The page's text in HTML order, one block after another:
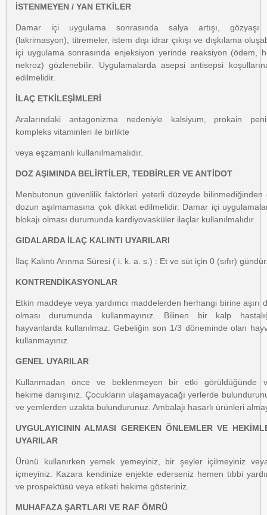
İSTENMEYEN / YAN ETKİLER
Damar içi uygulama sonrasında salya artışı, gözyaşı
(lakrimasyon), titremeler, istem dışı idrar çıkışı ve dışkılama
içi uygulama sonrasında enjeksiyon yerinde reaksiyon (ödem,
nekroz) gözlenebilir. Uygulamalarda asepsi antisepsi
edilmelidir.
İLAÇ ETKİLEŞİMLERİ
Aralarındaki antagonizma nedeniyle kalsiyum, prokain
kompleks vitaminleri ile birlikte
veya eşzamanlı kullanılmamalıdır.
DOZ AŞIMINDA BELİRTİLER, TEDBİRLER VE ANTİDOT
Menbutonun güvenlilik faktörleri yeterli düzeyde bilinmediğinden
dozun aşılmamasına çok dikkat edilmelidir. Damar içi
blokajı olması durumunda kardiyovasküler ilaçlar kullanılmalıdır.
GIDALARDA İLAÇ KALINTI UYARILARI
İlaç Kalıntı Arınma Süresi ( i. k. a. s.) : Et ve süt için 0 (sıfır)
KONTRENDİKASYONLAR
Etkin maddeye veya yardımcı maddelerden herhangi birine aşırı
olması durumunda kullanmayınız. Bilinen bir kalp
hayvanlarda kullanılmaz. Gebeliğin son 1/3 döneminde olan
kullanmayınız.
GENEL UYARILAR
Kullanmadan önce ve beklenmeyen bir etki görüldüğünde
hekime danışınız. Çocukların ulaşamayacağı yerlerde
ve yemlerden uzakta bulundurunuz. Ambalajı hasarlı ürünleri
UYGULAYICININ ALMASI GEREKEN ÖNLEMLER VE
UYARILAR
Ürünü kullanırken yemek yemeyiniz, bir şeyler içilmeyiniz
içmeyiniz. Kazara kendinize enjekte ederseniz hemen tıbbi
ve prospektüsü veya etiketi hekime gösteriniz.
MUHAFAZA ŞARTLARI VE RAF ÖMRÜ